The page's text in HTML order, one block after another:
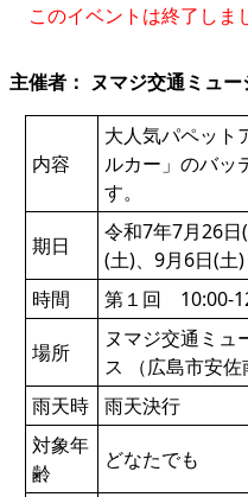
このイベントは終了しま
主催者： ヌマジ交通ミュ
内容
大人気パペット
ルカー」のバッ
す。
期日
令和7年7月26日
(土)、9月6日(土)
時間
第１回 10:00-
場所
ヌマジ交通ミ
ス （広島市安佐
雨天時
雨天決行
対象年
齢
どなたでも